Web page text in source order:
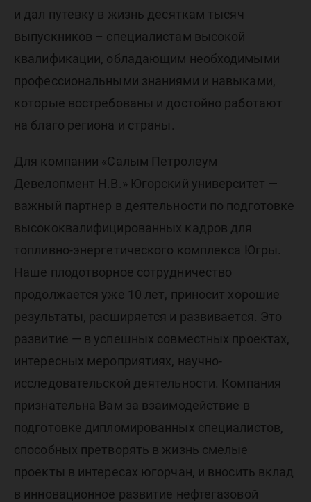
и дал путевку в жизнь десяткам тысяч
выпускников – специалистам высокой
квалификации, обладающим необходимыми
профессиональными знаниями и навыками,
которые востребованы и достойно работают
на благо региона и страны.
Для компании «Салым Петролеум
Девелопмент Н.В.» Югорский университет —
важный партнер в деятельности по подготовке
высококвалифицированных кадров для
топливно-энергетического комплекса Югры.
Наше плодотворное сотрудничество
продолжается уже 10 лет, приносит хорошие
результаты, расширяется и развивается. Это
развитие — в успешных совместных проектах,
интересных мероприятиях, научно-
исследовательской деятельности. Компания
признательна Вам за взаимодействие в
подготовке дипломированных специалистов,
способных претворять в жизнь смелые
проекты в интересах югорчан, и вносить вклад
в инновационное развитие нефтегазовой